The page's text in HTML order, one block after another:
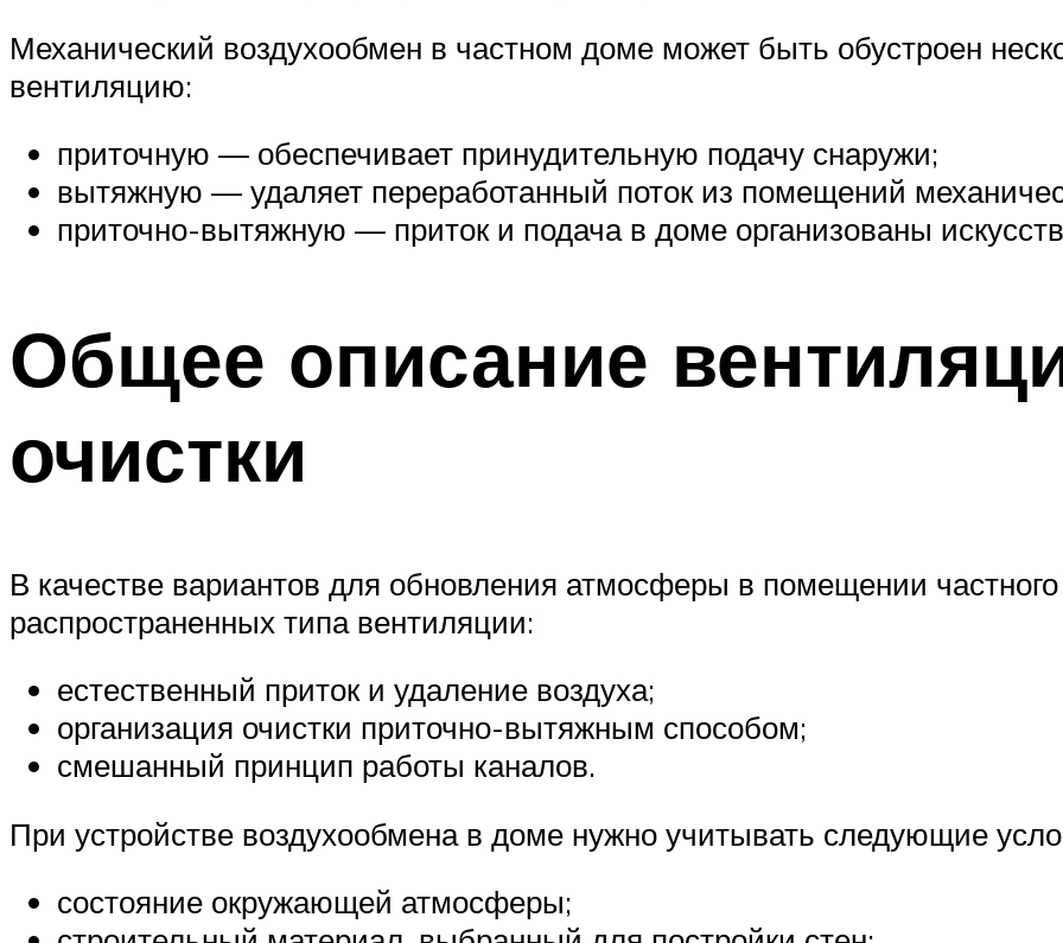
Механический воздухообмен в частном доме может быть обустроен
вентиляцию:
приточную — обеспечивает принудительную подачу снаружи;
вытяжную — удаляет переработанный поток из помещений
приточно-вытяжную — приток и подача в доме организованы
Общее описание
очистки
В качестве вариантов для обновления атмосферы в помещении
распространенных типа вентиляции:
естественный приток и удаление воздуха;
организация очистки приточно-вытяжным способом;
смешанный принцип работы каналов.
При устройстве воздухообмена в доме нужно учитывать следующие
состояние окружающей атмосферы;